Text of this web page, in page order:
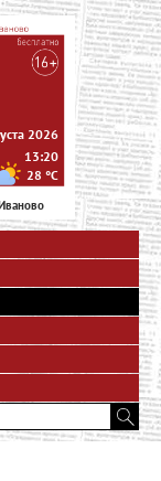
2026
13:20
28 °C